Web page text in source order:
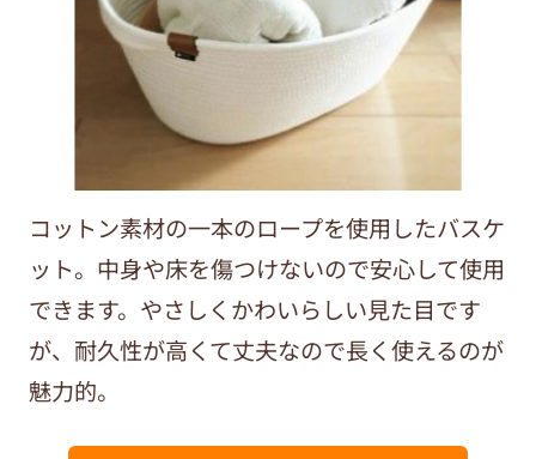
コットン素材の一本のロープを使用したバスケ
ット。中身や床を傷つけないので安心して使用
できます。やさしくかわいらしい見た目です
が、耐久性が高くて丈夫なので長く使えるのが
魅力的。